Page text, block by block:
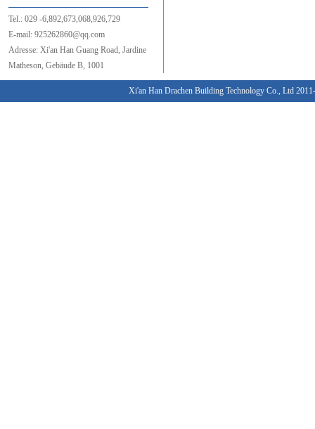
Tel.: 029 -6,892,673,068,926,729
E-mail: 925262860@qq.com
Adresse: Xi'an Han Guang Road, Jardine
Matheson, Gebäude B, 1001
Xi'an Han Drachen Building Technology Co., Ltd